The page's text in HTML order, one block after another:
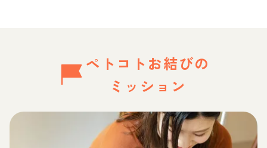
ペトコトお結びの
ミッション